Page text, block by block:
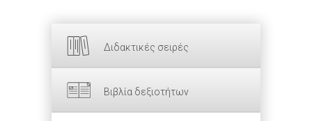
Διδακτικές σειρές
Βιβλία δεξιοτήτων